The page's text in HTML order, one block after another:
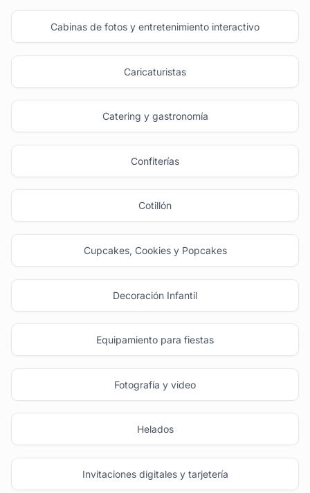
Cabinas de fotos y entretenimiento interactivo
Caricaturistas
Catering y gastronomía
Confiterías
Cotillón
Cupcakes, Cookies y Popcakes
Decoración Infantil
Equipamiento para fiestas
Fotografía y video
Helados
Invitaciones digitales y tarjetería